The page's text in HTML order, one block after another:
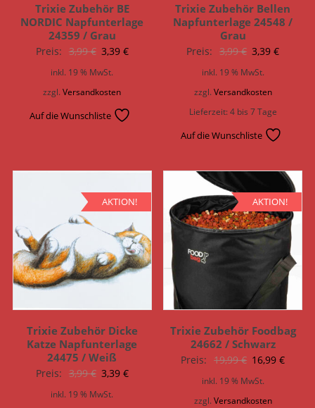
Trixie Zubehör BE
NORDIC Napfunterlage
24359 / Grau
Preis: 3,99€ Ursprünglicher
Preis
3,39 €Aktueller
inkl. 19 % MwSt.
zzgl.Versandkosten
Auf die Wunschliste
Trixie Zubehör Bellen
Napfunterlage 24548 /
Grau
Preis: 3,99€
Preis
3,39€
inkl. 19 % MwSt.
zzgl. Versandkosten
Lieferzeit:4 bis 7 Tage
Auf die Wunschliste
AKTION!
Trixie Zubehör Dicke
Katze Napfunterlage
24475 / Weiß
Preis: 3,99€ Ursprünglicher
Preis
3,39 €Aktueller
inkl. 19 % MwSt.
AKTION!
Trixie Zubehör Foodbag
24662 / Schwarz
Preis: 19,99€
Preis
16,99€
inkl. 19 % MwSt.
zzgl.Versandkosten